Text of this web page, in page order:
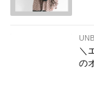
＼
の